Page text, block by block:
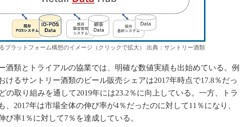
プラットフォーム構想のイメージ（クリックで拡大） 出典：サントリー酒類
類とトライアルの協業では、明確な数値実績も出始めている。例
けるサントリー酒類のビール販売シェアは2017年時点で17.8％だっ
の取り組みを通して2019年には23.2％に向上している。一方、トラ
、2017年は市場全体の伸び率が4％だったのに対して11％になり、
び率1％に対して7％を達成している。